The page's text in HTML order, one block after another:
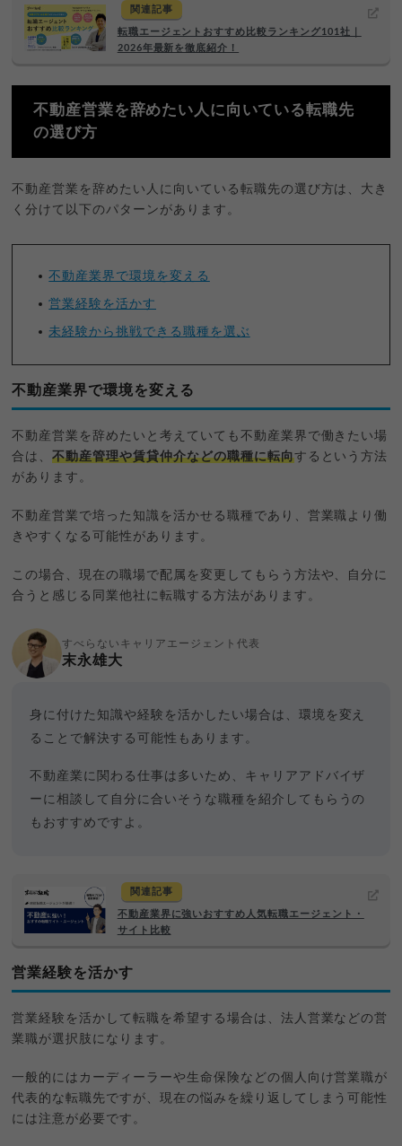
関連記事
転職エージェントおすすめ比較ランキング101社｜
2026年最新を徹底紹介！
不動産営業を辞めたい人に向いている転職先
の選び方
不動産営業を辞めたい人に向いている転職先の選び方は、大き
く分けて以下のパターンがあります。
不動産業界で環境を変える
営業経験を活かす
未経験から挑戦できる職種を選ぶ
不動産業界で環境を変える
不動産営業を辞めたいと考えていても不動産業界で働きたい場
合は、不動産管理や賃貸仲介などの職種に転向するという方法
があります。
不動産営業で培った知識を活かせる職種であり、営業職より働
きやすくなる可能性があります。
この場合、現在の職場で配属を変更してもらう方法や、自分に
合うと感じる同業他社に転職する方法があります。
すべらないキャリアエージェント代表
末永雄大
身に付けた知識や経験を活かしたい場合は、環境を変え
ることで解決する可能性もあります。
不動産業に関わる仕事は多いため、キャリアアドバイザ
ーに相談して自分に合いそうな職種を紹介してもらうの
もおすすめですよ。
関連記事
不動産業界に強いおすすめ人気転職エージェント・
サイト比較
営業経験を活かす
営業経験を活かして転職を希望する場合は、法人営業などの営
業職が選択肢になります。
一般的にはカーディーラーや生命保険などの個人向け営業職が
代表的な転職先ですが、現在の悩みを繰り返してしまう可能性
には注意が必要です。